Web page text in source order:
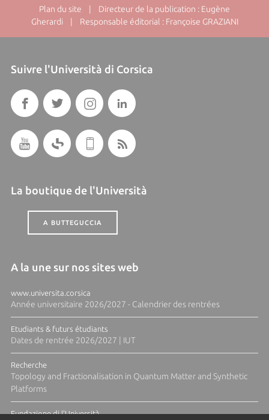
Plan du site | Directeur de la publication : Eugène
Gherardi | Responsable éditorial : Françoise GRAZIANI
Suivre l'Università di Corsica
La boutique de l'Università
A BUTTEGUCCIA
A la une sur nos sites web
www.universita.corsica
Année universitaire 2026/2027 - Calendrier des rentrées
Etudiants & futurs étudiants
Dates de rentrée 2026/2027 | IUT
Recherche
Topology and Fractionalisation in Quantum Matter and Synthetic
Platforms
Fundazione di l'Università